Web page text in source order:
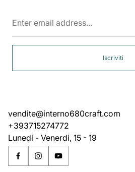
Iscriviti
vendite@interno680craft.com
+393715274772
Lunedi - Venerdi, 15 - 19